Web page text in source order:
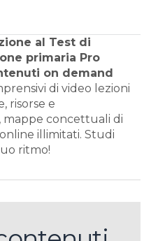
al Test di
primaria Pro
on demand
di video lezioni
risorse e
mappe concettuali di
illimitati. Studi
ritmo!